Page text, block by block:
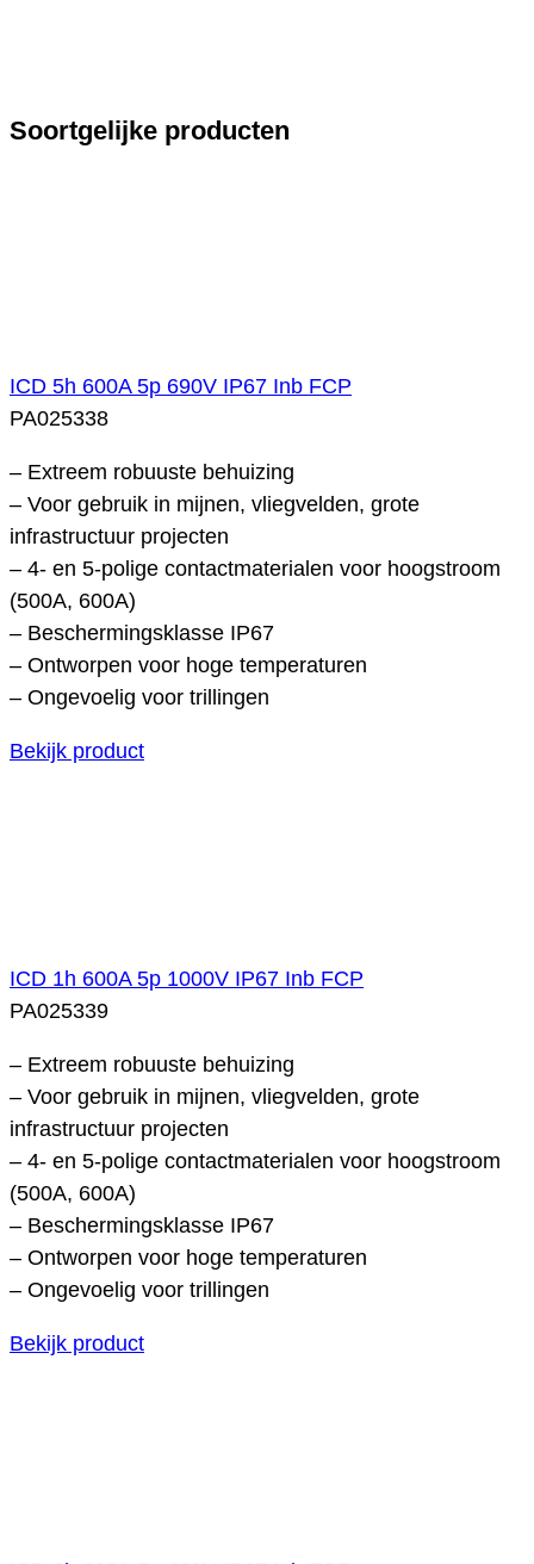
Soortgelijke producten
ICD 5h 600A 5p 690V IP67 Inb FCP
PA025338
– Extreem robuuste behuizing
– Voor gebruik in mijnen, vliegvelden, grote
infrastructuur projecten
– 4- en 5-polige contactmaterialen voor hoogstroom
(500A, 600A)
– Beschermingsklasse IP67
– Ontworpen voor hoge temperaturen
– Ongevoelig voor trillingen
Bekijk product
ICD 1h 600A 5p 1000V IP67 Inb FCP
PA025339
– Extreem robuuste behuizing
– Voor gebruik in mijnen, vliegvelden, grote
infrastructuur projecten
– 4- en 5-polige contactmaterialen voor hoogstroom
(500A, 600A)
– Beschermingsklasse IP67
– Ontworpen voor hoge temperaturen
– Ongevoelig voor trillingen
Bekijk product